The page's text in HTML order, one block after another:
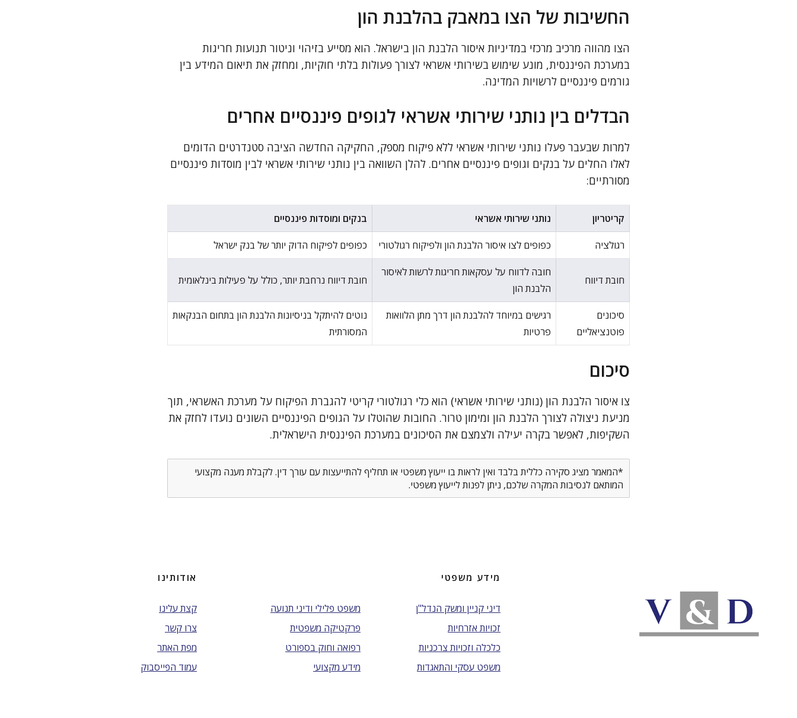
החשיבות של הצו במאבק בהלבנת הון
הצו מהווה מרכיב מרכזי במדיניות איסור הלבנת הון בישראל. הוא מסייע בזיהוי וניטור תנועות חריגות
במערכת הפיננסית, מונע שימוש בשירותי אשראי לצורך פעולות בלתי חוקיות, ומחזק את תיאום המידע בין
גורמים פיננסיים לרשויות המדינה.
הבדלים בין נותני שירותי אשראי לגופים פיננסיים אחרים
למרות שבעבר פעלו נותני שירותי אשראי ללא פיקוח מספק, החקיקה החדשה הציבה סטנדרטים הדומים
לאלו החלים על בנקים וגופים פיננסיים אחרים. להלן השוואה בין נותני שירותי אשראי לבין מוסדות פיננסיים
מסורתיים:
קריטריון נותני שירותי אשראי בנקים ומוסדות פיננסיים
רגולציה כפופים לצו איסור הלבנת הון ולפיקוח רגולטורי כפופים לפיקוח הדוק יותר של בנק ישראל
חובת דיווח
חובה לדווח על עסקאות חריגות לרשות לאיסור
הלבנת הון
חובת דיווח נרחבת יותר, כולל על פעילות בינלאומית
סיכונים
פוטנציאליים
רגישים במיוחד להלבנת הון דרך מתן הלוואות
פרטיות
נוטים להיתקל בניסיונות הלבנת הון בתחום הבנקאות
המסורתית
סיכום
צו איסור הלבנת הון (נותני שירותי אשראי) הוא כלי רגולטורי קריטי להגברת הפיקוח על מערכת האשראי, תוך
מניעת ניצולה לצורך הלבנת הון ומימון טרור. החובות שהוטלו על הגופים הפיננסיים השונים נועדו לחזק את
השקיפות, לאפשר בקרה יעילה ולצמצם את הסיכונים במערכת הפיננסית הישראלית.
*המאמר מציג סקירה כללית בלבד ואין לראות בו ייעוץ משפטי או תחליף להתייעצות עם עורך דין. לקבלת מענה מקצועי
המותאם לנסיבות המקרה שלכם, ניתן לפנות לייעוץ משפטי.
מידע משפטי
דיני קניין ומשק הנדל"ן
זכויות אזרחיות
כלכלה וזכויות צרכניות
משפט עסקי והתאגדות
משפט פלילי ודיני תנועה
פרקטיקה משפטית
רפואה וחוק בספורט
מידע מקצועי
אודותינו
קצת עלינו
צרו קשר
מפת האתר
עמוד הפייסבוק